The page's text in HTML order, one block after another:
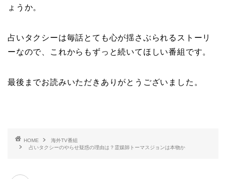
ょうか。
占いタクシーは毎話とても心が揺さぶられるストーリ
ーなので、これからもずっと続いてほしい番組です。
最後までお読みいただきありがとうございました。
HOME
海外TV番組
占いタクシーのやらせ疑惑の理由は？霊媒師トーマスジョンは本物か